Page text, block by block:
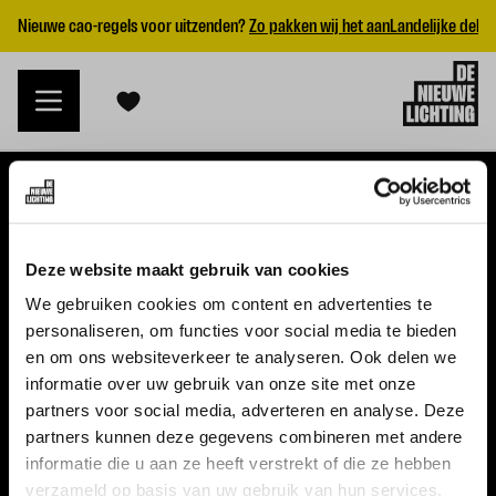
Deze website maakt gebruik van cookies
We gebruiken cookies om content en advertenties te
personaliseren, om functies voor social media te bieden
en om ons websiteverkeer te analyseren. Ook delen we
informatie over uw gebruik van onze site met onze
partners voor social media, adverteren en analyse. Deze
partners kunnen deze gegevens combineren met andere
informatie die u aan ze heeft verstrekt of die ze hebben
verzameld op basis van uw gebruik van hun services.
Nieuwe cao-regels voor uitzenden?Zo pakken wij het aanLandelijke
WERKGEVERS
Nieuwe cao uitzenden 2026
Vraag een offerte aan
VACATURES
Alle vacatures
Topvacatures